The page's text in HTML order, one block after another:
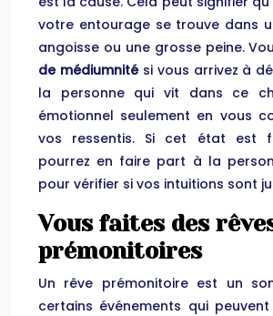
votre entourage se trouve dans
angoisse ou une grosse peine.
de médiumnitési vous arrivez à
la personne qui vit dans ce
émotionnel seulement en vous
vos ressentis. Si cet état est
pourrez en faire part à la
pour vérifier si vos intuitions sont
Vous faites des
prémonitoires
Un rêve prémonitoire est un
certains événements qui